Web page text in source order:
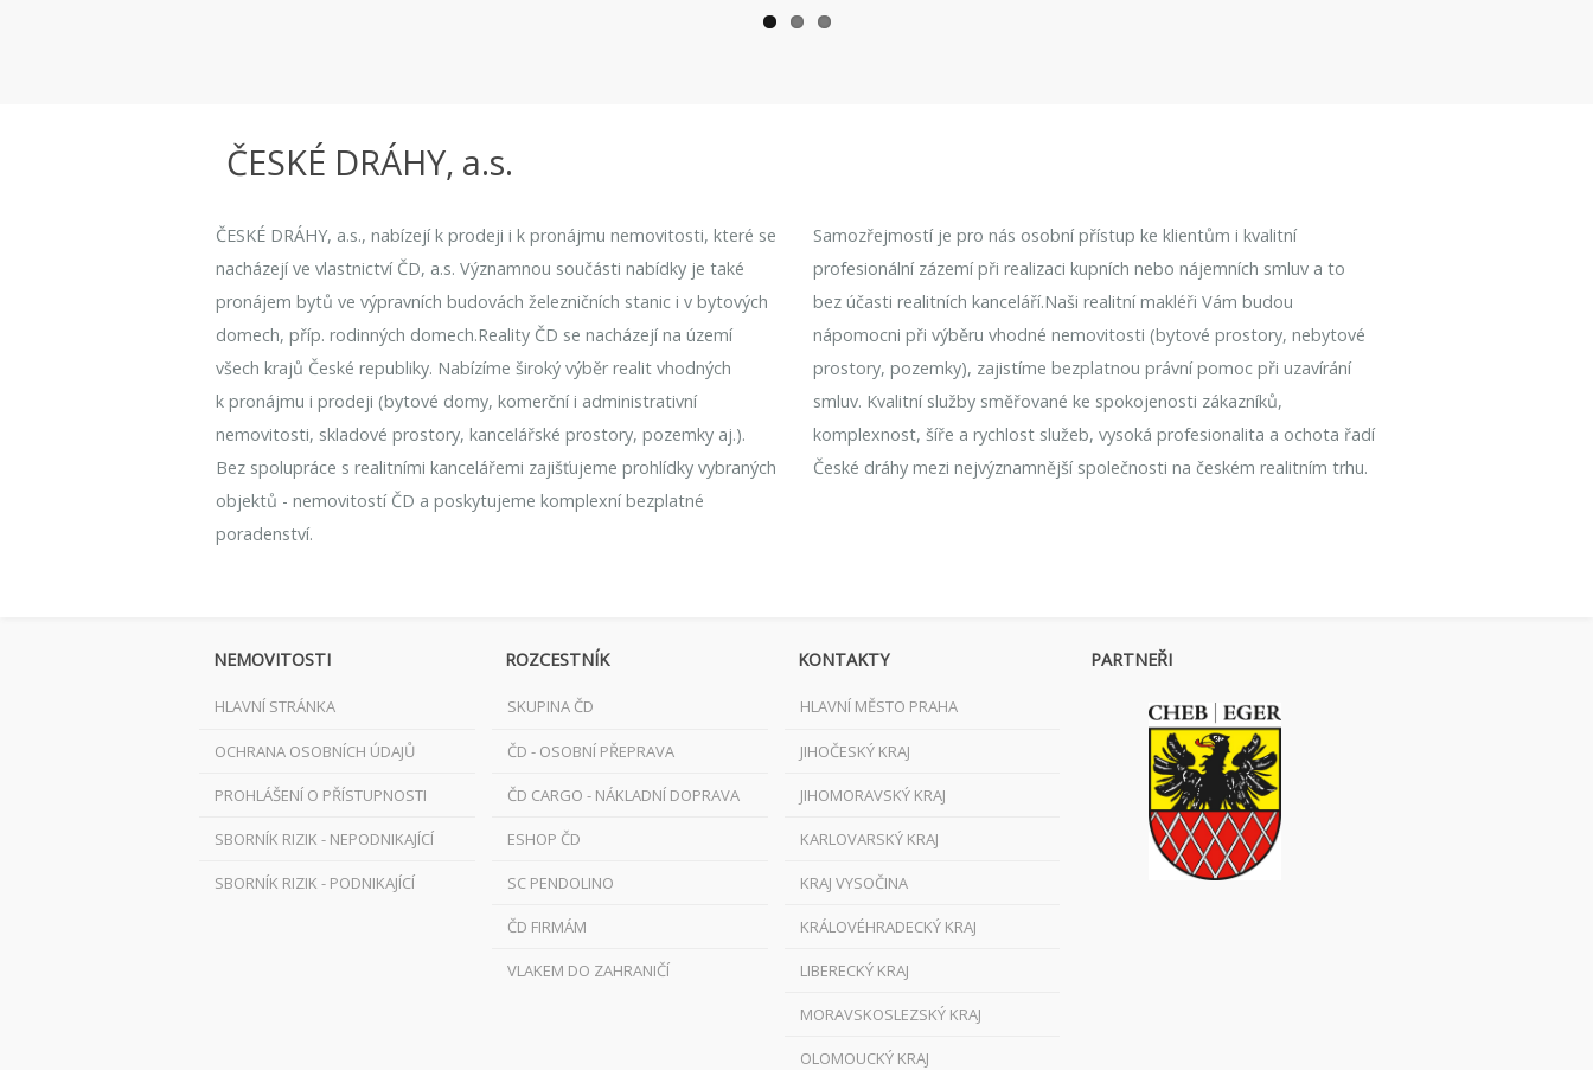
ČESKÉ DRÁHY, a.s.
ČESKÉ DRÁHY, a.s., nabízejí k prodeji i k pronájmu nemovitosti, které se
nacházejí ve vlastnictví ČD, a.s. Významnou součásti nabídky je také
pronájem bytů ve výpravních budovách železničních stanic i v bytových
domech, příp. rodinných domech.Reality ČD se nacházejí na území
všech krajů České republiky. Nabízíme široký výběr realit vhodných
k pronájmu i prodeji (bytové domy, komerční i administrativní
nemovitosti, skladové prostory, kancelářské prostory, pozemky aj.).
Bez spolupráce s realitními kancelářemi zajišťujeme prohlídky vybraných
objektů - nemovitostí ČD a poskytujeme komplexní bezplatné
poradenství.
Samozřejmostí je pro nás osobní přístup ke klientům i kvalitní
profesionální zázemí při realizaci kupních nebo nájemních smluv a to
bez účasti realitních kanceláří.Naši realitní makléři Vám budou
nápomocni při výběru vhodné nemovitosti (bytové prostory, nebytové
prostory, pozemky), zajistíme bezplatnou právní pomoc při uzavírání
smluv. Kvalitní služby směřované ke spokojenosti zákazníků,
komplexnost, šíře a rychlost služeb, vysoká profesionalita a ochota řadí
České dráhy mezi nejvýznamnější společnosti na českém realitním trhu.
NEMOVITOSTI
HLAVNÍ STRÁNKA
OCHRANA OSOBNÍCH ÚDAJŮ
PROHLÁŠENÍ O PŘÍSTUPNOSTI
SBORNÍK RIZIK - NEPODNIKAJÍCÍ
SBORNÍK RIZIK - PODNIKAJÍCÍ
ROZCESTNÍK
SKUPINA ČD
ČD - OSOBNÍ PŘEPRAVA
ČD CARGO - NÁKLADNÍ DOPRAVA
ESHOP ČD
SC PENDOLINO
ČD FIRMÁM
VLAKEM DO ZAHRANIČÍ
KONTAKTY
HLAVNÍ MĚSTO PRAHA
JIHOČESKÝ KRAJ
JIHOMORAVSKÝ KRAJ
KARLOVARSKÝ KRAJ
KRAJ VYSOČINA
KRÁLOVÉHRADECKÝ KRAJ
LIBERECKÝ KRAJ
MORAVSKOSLEZSKÝ KRAJ
OLOMOUCKÝ KRAJ
PARTNEŘI